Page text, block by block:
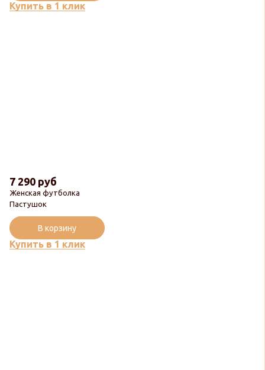
Купить в 1 клик
Женская футболка
Пастушок
7 290 руб
Купить в 1 клик
В корзину